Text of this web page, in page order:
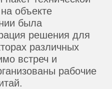
объекте
была
решения для
различных
встреч и
рабочие